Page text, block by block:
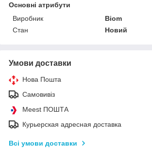
Основні атрибути
Виробник
Biom
Стан
Новий
Умови доставки
Нова Пошта
Самовивіз
Meest ПОШТА
Курьерская адресная доставка
Всі умови доставки